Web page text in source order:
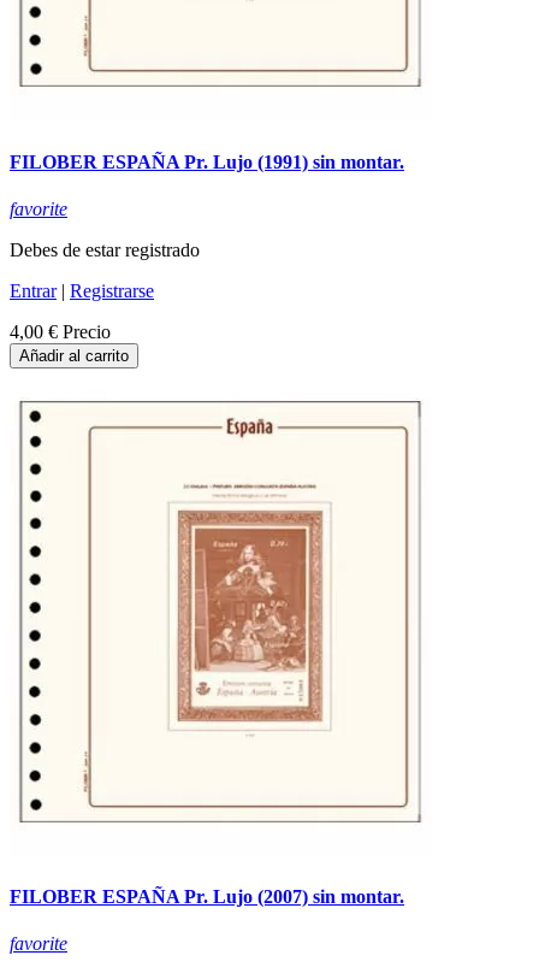
FILOBER ESPAÑA Pr. Lujo (1991) sin montar.
favorite
Debes de estar registrado
Entrar| Registrarse
4,00 € Precio
Añadir al carrito
FILOBER ESPAÑA Pr. Lujo (2007) sin montar.
favorite